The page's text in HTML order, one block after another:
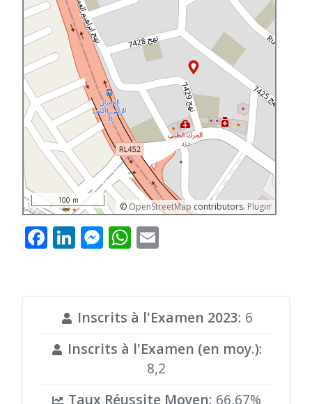
© OpenStreetMap contributors. Plugin
100 m
Facebook
LinkedIn
Messenger
WhatsApp
Inscrits à l'Examen 2023: 6
Inscrits à l'Examen (en moy.):
8,2
Taux Réussite Moyen: 66,67%